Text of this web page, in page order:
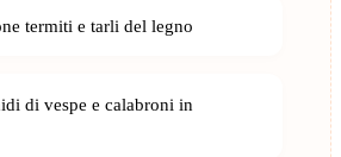
termiti e tarli del legno
di vespe e calabroni in